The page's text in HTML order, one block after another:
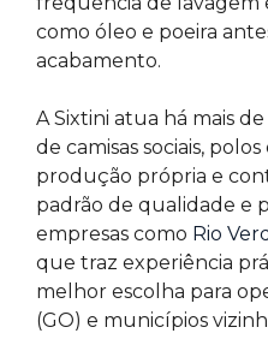
como óleo e poeira
acabamento.
A Sixtini atua há mais
de camisas sociais,
produção própria e
padrão de qualidade e
empresas como Rio
que traz experiência
melhor escolha para
(GO) e municípios